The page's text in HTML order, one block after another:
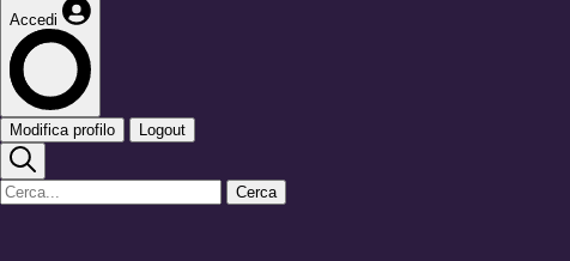
Accedi
Modifica profilo Logout
Cerca